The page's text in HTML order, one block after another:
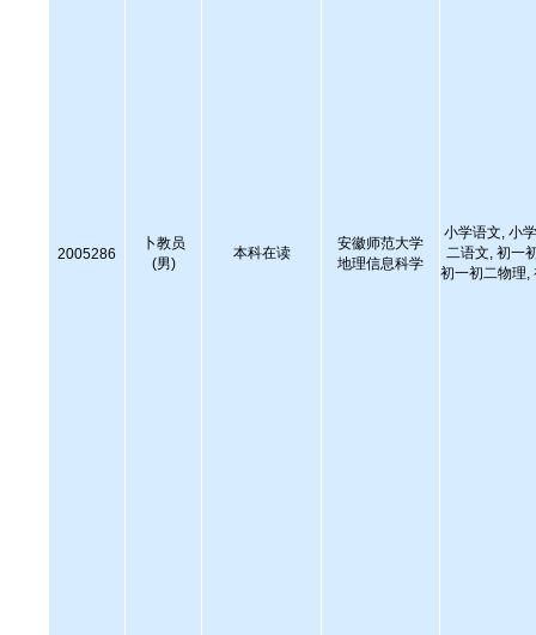
2005286
卜教员
(男)
本科在读
安徽师范大学
地理信息科学
小学语文, 小
二语文, 初一
初一初二物理,